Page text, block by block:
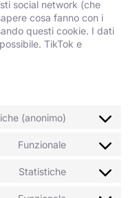
social network (che
cosa fanno con i
questi cookie. I dati
TikTok e
(anonimo)
Funzionale
Statistiche